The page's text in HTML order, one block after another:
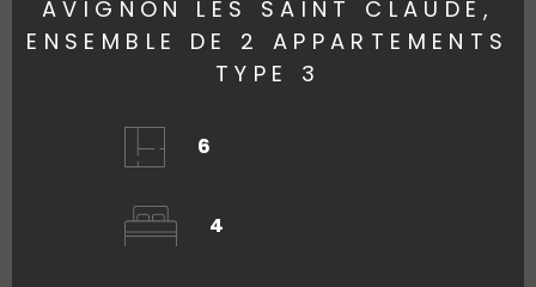
AVIGNON LES SAINT CLAUDE,
ENSEMBLE DE 2 APPARTEMENTS
TYPE 3
6
4